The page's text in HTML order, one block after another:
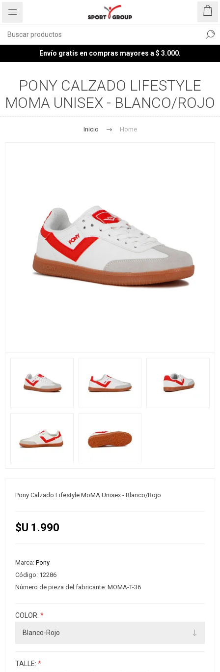
Envío gratis en compras mayores a $ 3.000.
PONY CALZADO LIFESTYLE
MOMA UNISEX - BLANCO/ROJO
Inicio Home
Pony Calzado Lifestyle MoMA Unisex - Blanco/Rojo
$U 1.990
Marca: Pony
Código: 12286
Número de pieza del fabricante: MOMA-T-36
COLOR: *
TALLE: *